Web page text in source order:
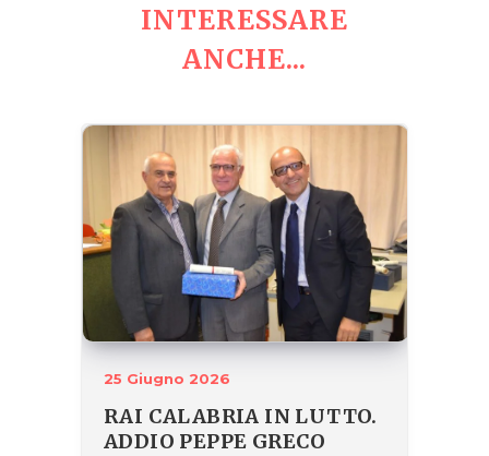
INTERESSARE
ANCHE...
25 Giugno 2026
RAI CALABRIA IN LUTTO.
ADDIO PEPPE GRECO